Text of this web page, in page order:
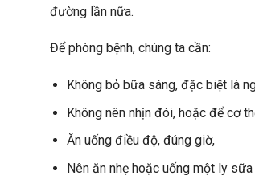
đường lần nữa.
Để phòng bệnh, chúng ta cần:
Không bỏ bữa sáng, đặc biệt là
Không nên nhịn đói, hoặc để cơ
Ăn uống điều độ, đúng giờ,
Nên ăn nhẹ hoặc uống một ly